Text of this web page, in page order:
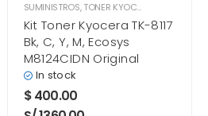
SUMINISTROS,TONER KYOCERA
Kit Toner Kyocera TK-8117
Bk, C, Y, M, Ecosys
M8124CIDN Original
In stock
$400.00